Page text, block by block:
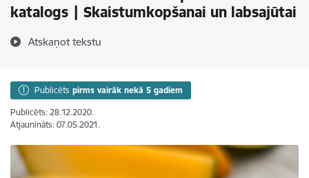
katalogs | Skaistumkopšanai un labsajūtai
Atskaņot tekstu
Publicēts pirms vairāk nekā 5 gadiem
Publicēts: 28.12.2020.
Atjaunināts: 07.05.2021.